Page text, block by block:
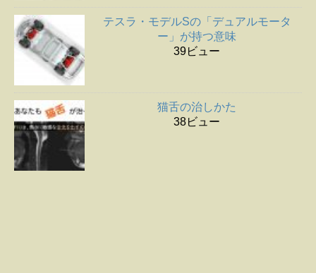
テスラ・モデルSの「デュアルモータ
ー」が持つ意味
39ビュー
猫舌の治しかた
38ビュー